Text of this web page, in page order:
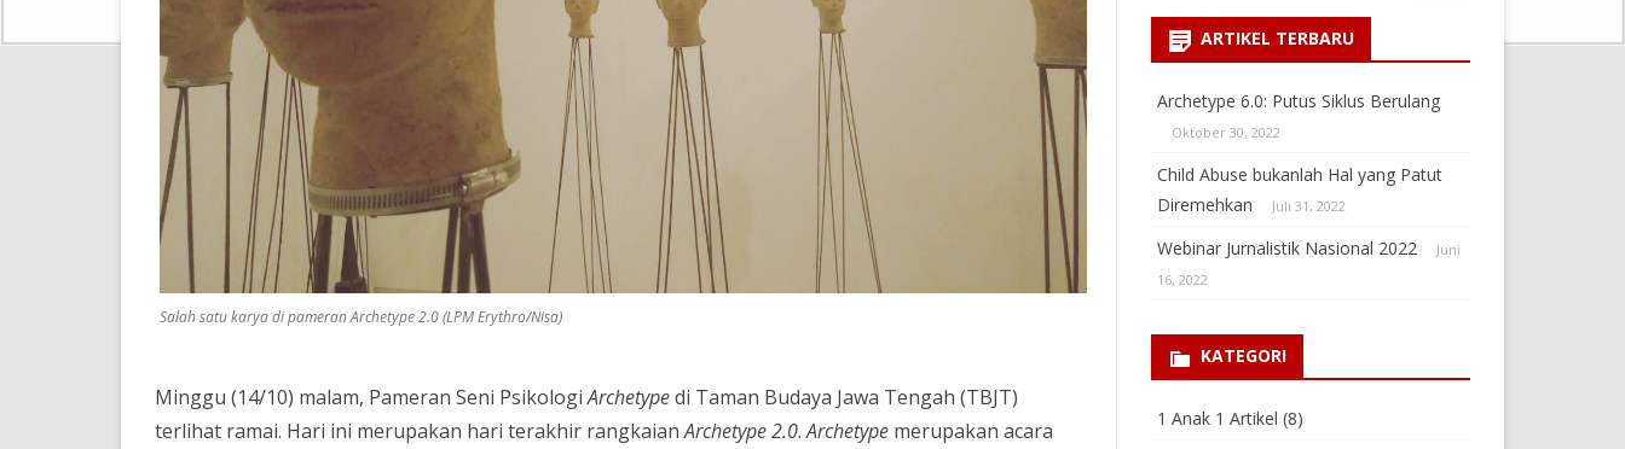
Salah satu karya di pameran Archetype 2.0 (LPM Erythro/Nisa)
Minggu (14/10) malam, Pameran Seni PsikologiArchetypedi Taman Budaya Jawa Tengah (TBJT)
terlihat ramai. Hari ini merupakan hari terakhir rangkaianArchetype 2.0.Archetype merupakan acara
ARTIKEL TERBARU
Archetype 6.0: Putus Siklus Berulang
Oktober 30, 2022
Child Abuse bukanlah Hal yang Patut
Diremehkan
Juli 31, 2022
Webinar Jurnalistik Nasional 2022
Juni
16, 2022
KATEGORI
1 Anak 1 Artikel (8)